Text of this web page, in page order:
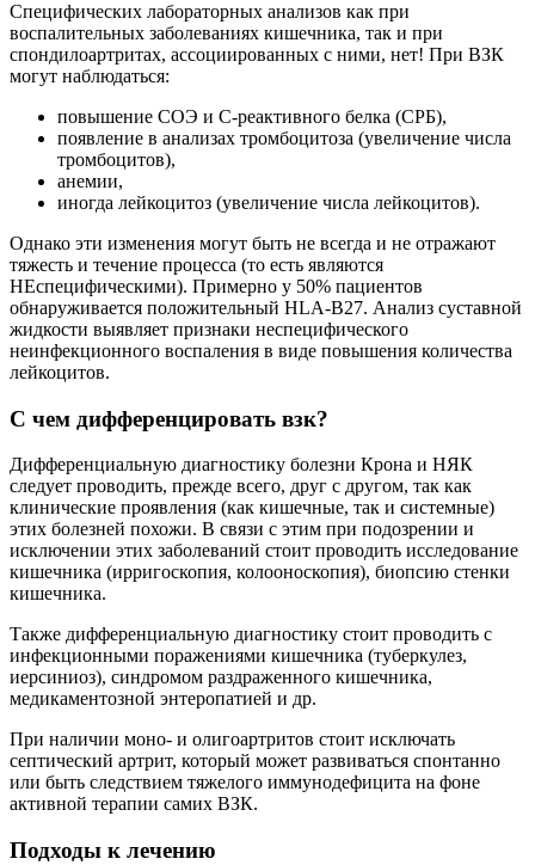
Специфических лабораторных анализов как при
воспалительных заболеваниях кишечника, так и при
спондилоартритах, ассоциированных с ними, нет! При ВЗК
могут наблюдаться:
повышение СОЭ и С-реактивного белка (СРБ),
появление в анализах тромбоцитоза (увеличение числа
тромбоцитов),
анемии,
иногда лейкоцитоз (увеличение числа лейкоцитов).
Однако эти изменения могут быть не всегда и не отражают
тяжесть и течение процесса (то есть являются
НЕспецифическими). Примерно у 50% пациентов
обнаруживается положительный HLA-B27. Анализ суставной
жидкости выявляет признаки неспецифического
неинфекционного воспаления в виде повышения количества
лейкоцитов.
С чем дифференцировать взк?
Дифференциальную диагностику болезни Крона и НЯК
следует проводить, прежде всего, друг с другом, так как
клинические проявления (как кишечные, так и системные)
этих болезней похожи. В связи с этим при подозрении и
исключении этих заболеваний стоит проводить исследование
кишечника (ирригоскопия, колооноскопия), биопсию стенки
кишечника.
Также дифференциальную диагностику стоит проводить с
инфекционными поражениями кишечника (туберкулез,
иерсиниоз), синдромом раздраженного кишечника,
медикаментозной энтеропатией и др.
При наличии моно- и олигоартритов стоит исключать
септический артрит, который может развиваться спонтанно
или быть следствием тяжелого иммунодефицита на фоне
активной терапии самих ВЗК.
Подходы к лечению